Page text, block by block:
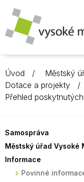
Úvod Městský
Dotace a projekty
Přehled
Samospráva
Městský úřad Vysoké
Informace
Povinné